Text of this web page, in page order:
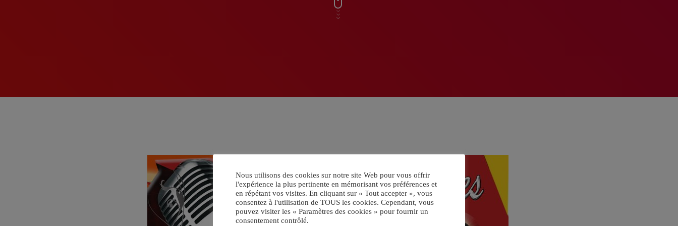
Nous utilisons des cookies sur notre site Web pour vous offrir
l'expérience la plus pertinente en mémorisant vos préférences et
en répétant vos visites. En cliquant sur « Tout accepter », vous
consentez à l'utilisation de TOUS les cookies. Cependant, vous
pouvez visiter les « Paramètres des cookies » pour fournir un
consentement contrôlé.